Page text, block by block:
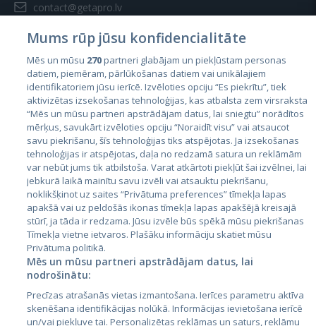
contact@getapro.lv
Страны
Эстония
Латвия
Литва
City24.lv
City24.ee
GetaPro.lv
CVbankas.lt
Kainos.lt
Paslaugos.lt
Mums rūp jūsu konfidencialitāte
Mēs un mūsu 270partneri glabājam un piekļūstam personas
datiem, piemēram, pārlūkošanas datiem vai unikālajiem
identifikatoriem jūsu ierīcē. Izvēloties opciju “Es piekrītu”, tiek
aktivizētas izsekošanas tehnoloģijas, kas atbalsta zem virsraksta
“Mēs un mūsu partneri apstrādājam datus, lai sniegtu” norādītos
mērķus, savukārt izvēloties opciju “Noraidīt visu” vai atsaucot
savu piekrišanu, šīs tehnoloģijas tiks atspējotas. Ja izsekošanas
tehnoloģijas ir atspējotas, daļa no redzamā satura un reklāmām
var nebūt jums tik atbilstoša. Varat atkārtoti piekļūt šai izvēlnei, lai
jebkurā laikā mainītu savu izvēli vai atsauktu piekrišanu,
noklikšķinot uz saites “Privātuma preferences” tīmekļa lapas
apakšā vai uz peldošās ikonas tīmekļa lapas apakšējā kreisajā
stūrī, ja tāda ir redzama. Jūsu izvēle būs spēkā mūsu piekrišanas
Tīmekļa vietne ietvaros. Plašāku informāciju skatiet mūsu
Privātuma politikā.
Mēs un mūsu partneri apstrādājam datus, lai
nodrošinātu:
Precīzas atrašanās vietas izmantošana. Ierīces parametru aktīva
skenēšana identifikācijas nolūkā. Informācijas ievietošana ierīcē
un/vai piekļuve tai. Personalizētas reklāmas un saturs, reklāmu